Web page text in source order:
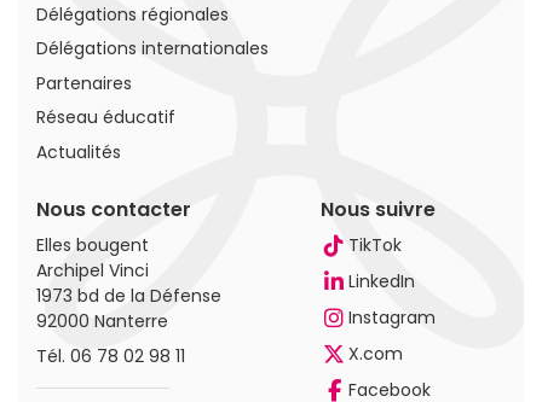
Délégations régionales
Délégations internationales
Partenaires
Réseau éducatif
Actualités
Nous contacter
Elles bougent
Archipel Vinci
1973 bd de la Défense
92000 Nanterre
Tél. 06 78 02 98 11
Nous suivre
TikTok
LinkedIn
Instagram
X.com
Facebook